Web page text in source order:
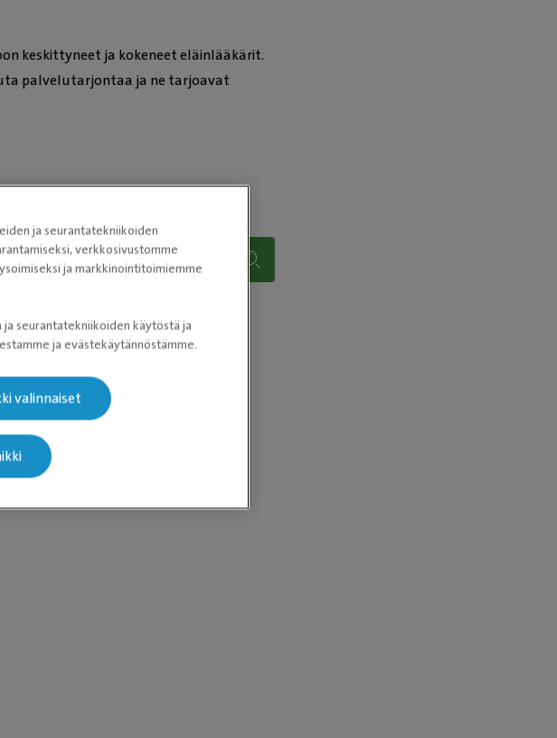
keskittyneet ja kokeneet eläinlääkärit.
palvelutarjontaa ja ne tarjoavat
ja seurantatekniikoiden
verkkosivustomme
ja markkinointitoimiemme
seurantatekniikoiden käytöstä ja
ja evästekäytännöstämme.
valinnaiset